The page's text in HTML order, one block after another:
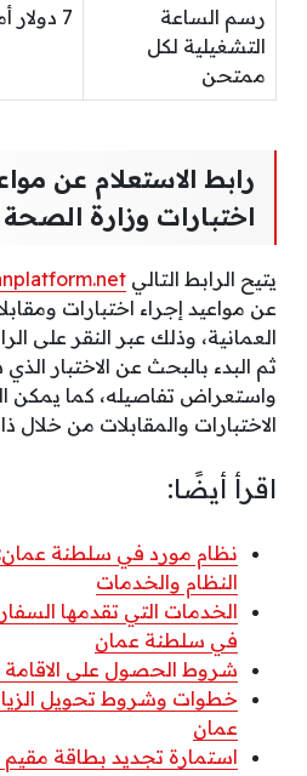
رسم الساعة
التشغيلية لكل
ممتحن
7 دولار أمريكي
رابط الاستعلام عن
اختبارات وزارة الصحة
يتيح الرابط التالي
عن مواعيد إجراء اختبارات
العمانية، وذلك عبر النقر على
ثم البدء بالبحث عن الاختبار
واستعراض تفاصيله، كما يمكن
الاختبارات والمقابلات من خلال
اقرأ أيضًا:
نظام مورد في سلطنة
النظام والخدمات
الخدمات التي تقدمها
في سلطنة عمان
شروط الحصول على
خطوات وشروط تحويل
عمان
استمارة تجديد بطاقة مقيم